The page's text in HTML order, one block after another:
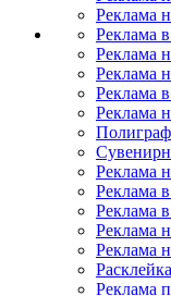
Реклама
Реклама
Реклама
Реклама
Реклама
Реклама
Реклама
Реклама
Реклама
Реклама
Реклама
Реклама